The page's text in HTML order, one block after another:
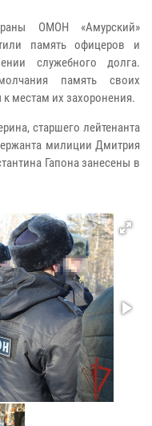
ОМОН «Амурский»
память офицеров и
служебного долга.
память своих
местам их захоронения.
старшего лейтенанта
милиции Дмитрия
Гапона занесены в